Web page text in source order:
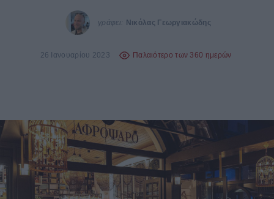
γράφει: Νικόλας Γεωργιακώδης
26 Ιανουαρίου 2023 Παλαιότερο των 360 ημερών